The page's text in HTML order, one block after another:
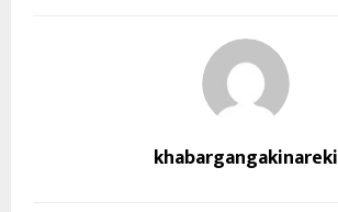
khabargangakinareki